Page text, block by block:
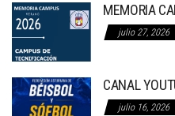
MEMORIA
julio 27, 2026
CANAL
julio 16, 2026